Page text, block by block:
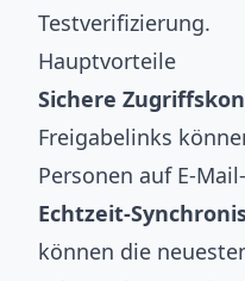
Testverifizierung.
Hauptvorteile
Sichere
Freigabelinks
Personen auf E-
Echtzeit-
können die